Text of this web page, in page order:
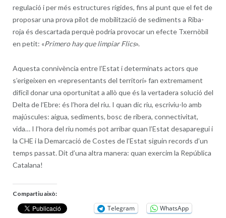
regulació i per més estructures rígides, fins al punt que el fet de
proposar una prova pilot de mobilització de sediments a Riba-
roja és descartada perquè podria provocar un efecte Txernòbil
en petit: «Primero hay que limpiar Flics».
Aquesta connivència entre l’Estat i determinats actors que
s’erigeixen en «representants del territori» fan extremament
difícil donar una oportunitat a allò que és la vertadera solució del
Delta de l’Ebre: és l’hora del riu. I quan dic riu, escriviu-lo amb
majúscules: aigua, sediments, bosc de ribera, connectivitat,
vida… I l’hora del riu només pot arribar quan l’Estat desaparegui i
la CHE i la Demarcació de Costes de l’Estat siguin records d’un
temps passat. Dit d’una altra manera: quan exercim la República
Catalana!
Compartiu això:
Telegram WhatsApp